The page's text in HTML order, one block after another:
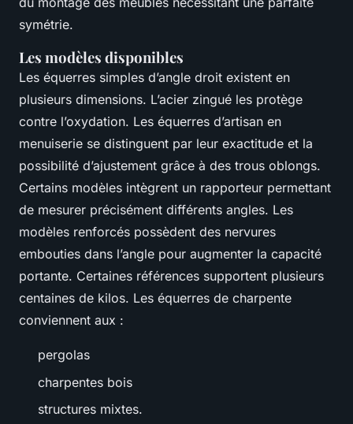
symétrie.
Les modèles disponibles
Les équerres simples d’angle droit existent en
plusieurs dimensions. L’acier zingué les protège
contre l’oxydation. Les équerres d’artisan en
menuiserie se distinguent par leur exactitude et la
possibilité d’ajustement grâce à des trous oblongs.
Certains modèles intègrent un rapporteur permettant
de mesurer précisément différents angles. Les
modèles renforcés possèdent des nervures
embouties dans l’angle pour augmenter la capacité
portante. Certaines références supportent plusieurs
centaines de kilos. Les équerres de charpente
conviennent aux :
pergolas
charpentes bois
structures mixtes.